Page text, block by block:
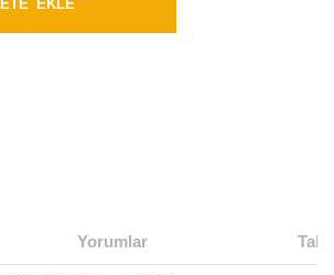
Yorumlar